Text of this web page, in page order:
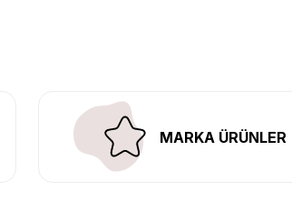
MARKA ÜRÜNLER